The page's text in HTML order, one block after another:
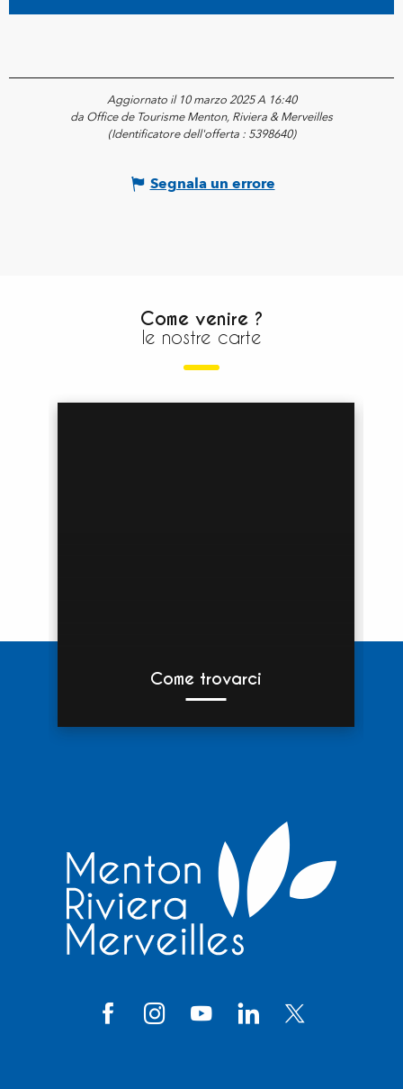
Aggiornato il 10 marzo 2025 A 16:40
da Office de Tourisme Menton, Riviera & Merveilles
(Identificatore dell'offerta : 5398640)
Segnala un errore
Come venire ?
le nostre carte
Come trovarci